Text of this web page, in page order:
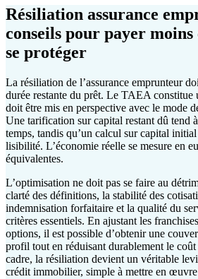
Résiliation assurance
conseils pour payer
se protéger
La résiliation de l’assurance emprunteur
durée restante du prêt. Le TAEA constitue
doit être mis en perspective avec le mode
Une tarification sur capital restant dû tend
temps, tandis qu’un calcul sur capital
lisibilité. L’économie réelle se mesure en
équivalentes.
L’optimisation ne doit pas se faire au
clarté des définitions, la stabilité des
indemnisation forfaitaire et la qualité du
critères essentiels. En ajustant les
options, il est possible d’obtenir une
profil tout en réduisant durablement le coût
cadre, la résiliation devient un véritable
crédit immobilier, simple à mettre en